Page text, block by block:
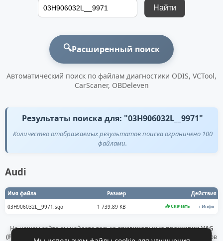
Найти
🔍Расширенный поиск
Автоматический поиск по файлам диагностики ODIS, VCTool,
CarScaner, OBDeleven
Результаты поиска для: "03H906032L__9971"
Количество отображаемых результатов поиска ограничено 100
файлами.
Audi
Имя файла Размер
Действия
03H906032L__9971.sgo
1 739.89 KB 📥 Скачать ℹ️ Инфо
На нашем сайте вы найдете толькооригинальные прошивки VAG
(Flashdaten)
. Все файлы получены напрямую с официальных серверов